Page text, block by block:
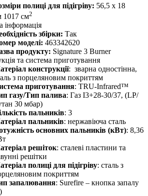
полиці для підігріву: 56,5 х 18
1017 см2
інформація
збірки: Так
моделі: 463342620
продукту: Signature 3 Burner
та система приготування
конструкції: зварна одностінна,
з порцеляновим покриттям
приготування: TRU-Infrared™
газу/Тип палива: Газ I3+28-30/37, (LP/
30 мбар)
пальників: 3
пальників: нержавіюча сталь
основних пальників (кВт): 8,36
решіток: сталеві пластини та
решітки
полиці для підігріву: сталь з
покриттям
запалювання: Surefire – кнопка запалу